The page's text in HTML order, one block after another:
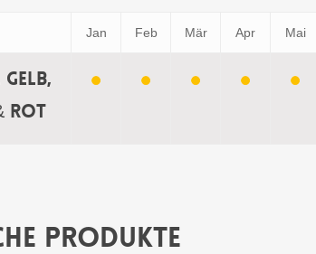
Jan Feb Mär Apr Mai
gelb,
rot
Produkte